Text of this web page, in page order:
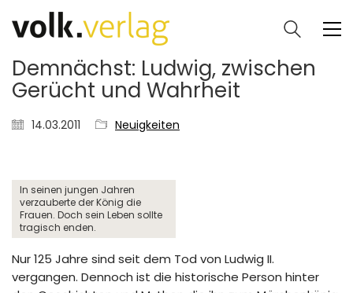
Demnächst: Ludwig, zwischen
Gerücht und Wahrheit
14.03.2011 Neuigkeiten
In seinen jungen Jahren
verzauberte der König die
Frauen. Doch sein Leben sollte
tragisch enden.
Nur 125 Jahre sind seit dem Tod von Ludwig II.
vergangen. Dennoch ist die historische Person hinter